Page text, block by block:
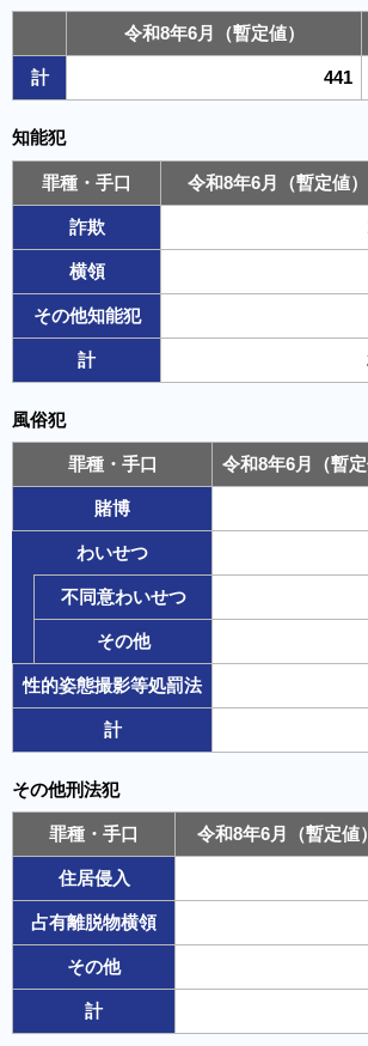
令和8年6月（暫定値）
計 441
知能犯
罪種・手口 令和8年6月（暫定値）
詐欺
横領
その他知能犯
計
風俗犯
罪種・手口 令和8年6月（暫定
賭博
わいせつ
不同意わいせつ
その他
性的姿態撮影等処罰法
計
その他刑法犯
罪種・手口 令和8年6月（暫定値）
住居侵入
占有離脱物横領
その他
計